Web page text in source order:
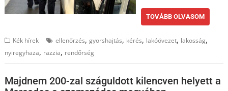
TOVÁBB OLVASOM
Kék hírek ellenőrzés,gyorshajtás, kérés, lakóövezet, lakosság,
nyiregyhaza, razzia, rendőrség
Majdnem 200-zal száguldott kilencven helyett a